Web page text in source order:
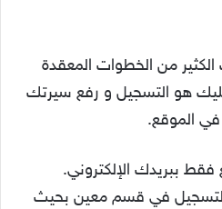
من الخطوات المعقدة
هو التسجيل و رفع سيرتك
الموقع.
ببريدك الإلكتروني.
في قسم معين بحيث